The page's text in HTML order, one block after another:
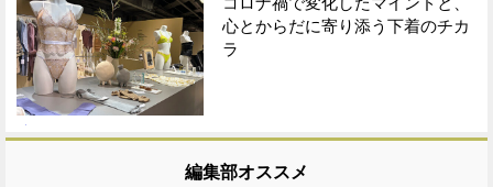
心とからだに寄り添う下着のチカ
ラ
編集部オススメ